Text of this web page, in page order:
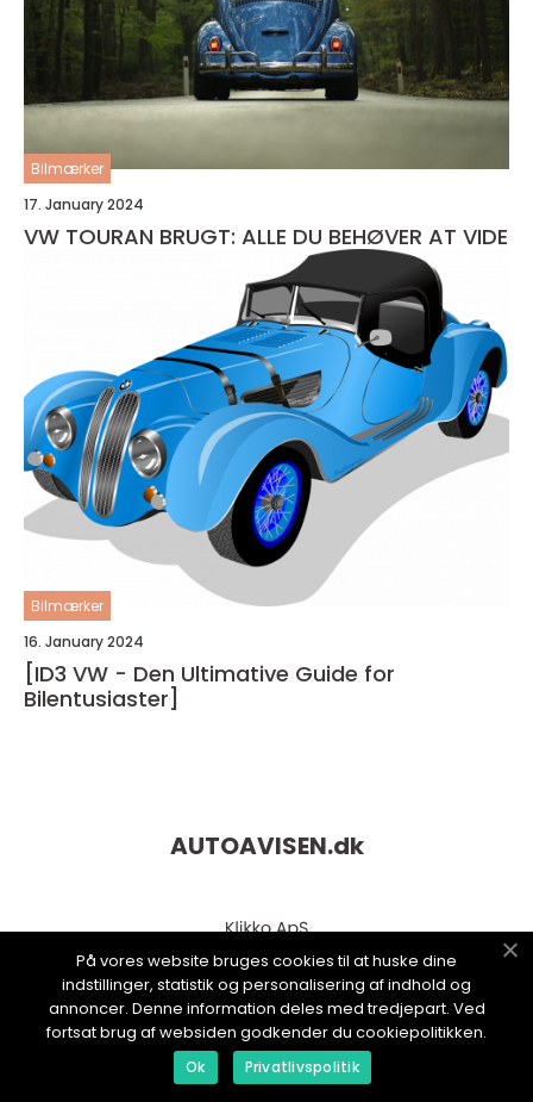
Bilmærker
17. January 2024
VW TOURAN BRUGT: ALLE DU BEHØVER AT VIDE
Bilmærker
16. January 2024
[ID3 VW - Den Ultimative Guide for
Bilentusiaster]
AUTOAVISEN.dk
web:www.klikko.dk
På vores website bruges cookies til at huske dine
indstillinger, statistik og personalisering af indhold og
annoncer. Denne information deles med tredjepart. Ved
fortsat brug af websiden godkender du cookiepolitikken.
Ok Privatlivspolitik